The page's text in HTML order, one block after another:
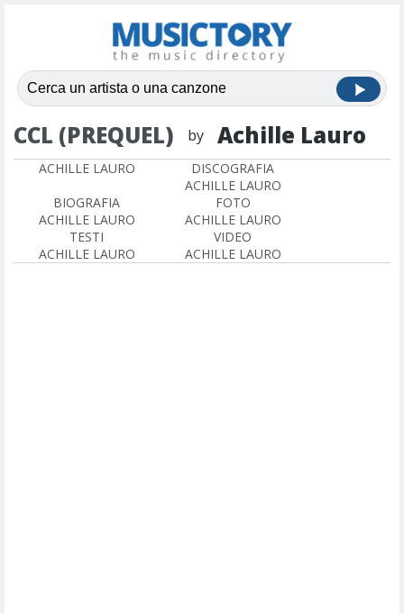
CCL (PREQUEL) by Achille Lauro
ACHILLE LAURO
DISCOGRAFIA
ACHILLE LAURO
BIOGRAFIA
ACHILLE LAURO
FOTO
ACHILLE LAURO
TESTI
ACHILLE LAURO
VIDEO
ACHILLE LAURO